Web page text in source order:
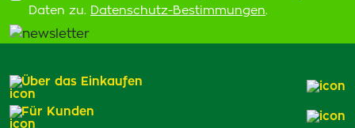
Daten zu. Datenschutz-Bestimmungen.
Über das Einkaufen
Für Kunden